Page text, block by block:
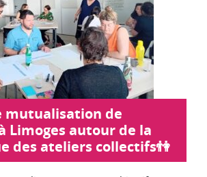
mutualisation de
Limoges autour de la
des ateliers collectifs👫